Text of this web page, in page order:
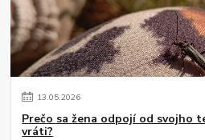
13.05.2026
Prečo sa žena odpojí od svojho
vráti?